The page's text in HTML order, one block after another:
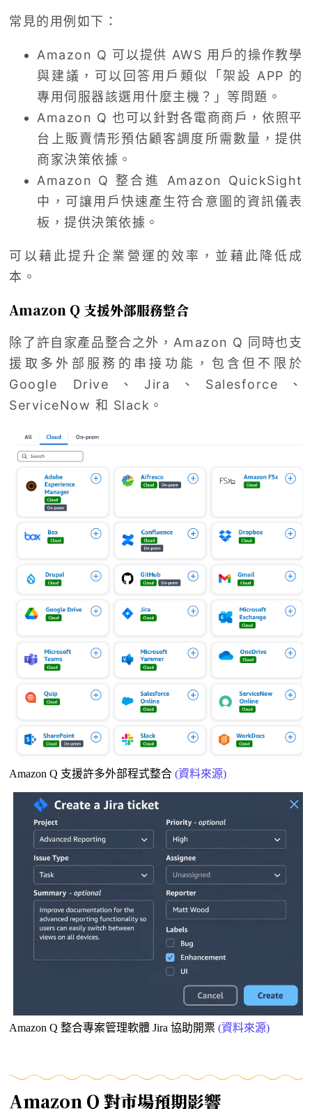
常見的用例如下：
Amazon Q 可以提供 AWS 用戶的操作教學
與建議，可以回答用戶類似「架設 APP 的
專用伺服器該選用什麼主機？」等問題。
Amazon Q 也可以針對各電商商戶，依照平
台上販賣情形預估顧客調度所需數量，提供
商家決策依據。
Amazon Q 整合進 Amazon QuickSight
中，可讓用戶快速產生符合意圖的資訊儀表
板，提供決策依據。
可以藉此提升企業營運的效率，並藉此降低成
本。
Amazon Q 支援外部服務整合
除了許自家產品整合之外，Amazon Q 同時也支
援取多外部服務的串接功能，包含但不限於
Google Drive、Jira、Salesforce、
ServiceNow 和 Slack。
Amazon Q 支援許多外部程式整合(資料來源)
Amazon Q 整合專案管理軟體 Jira 協助開票(資料來源)
Amazon Q 對市場預期影響